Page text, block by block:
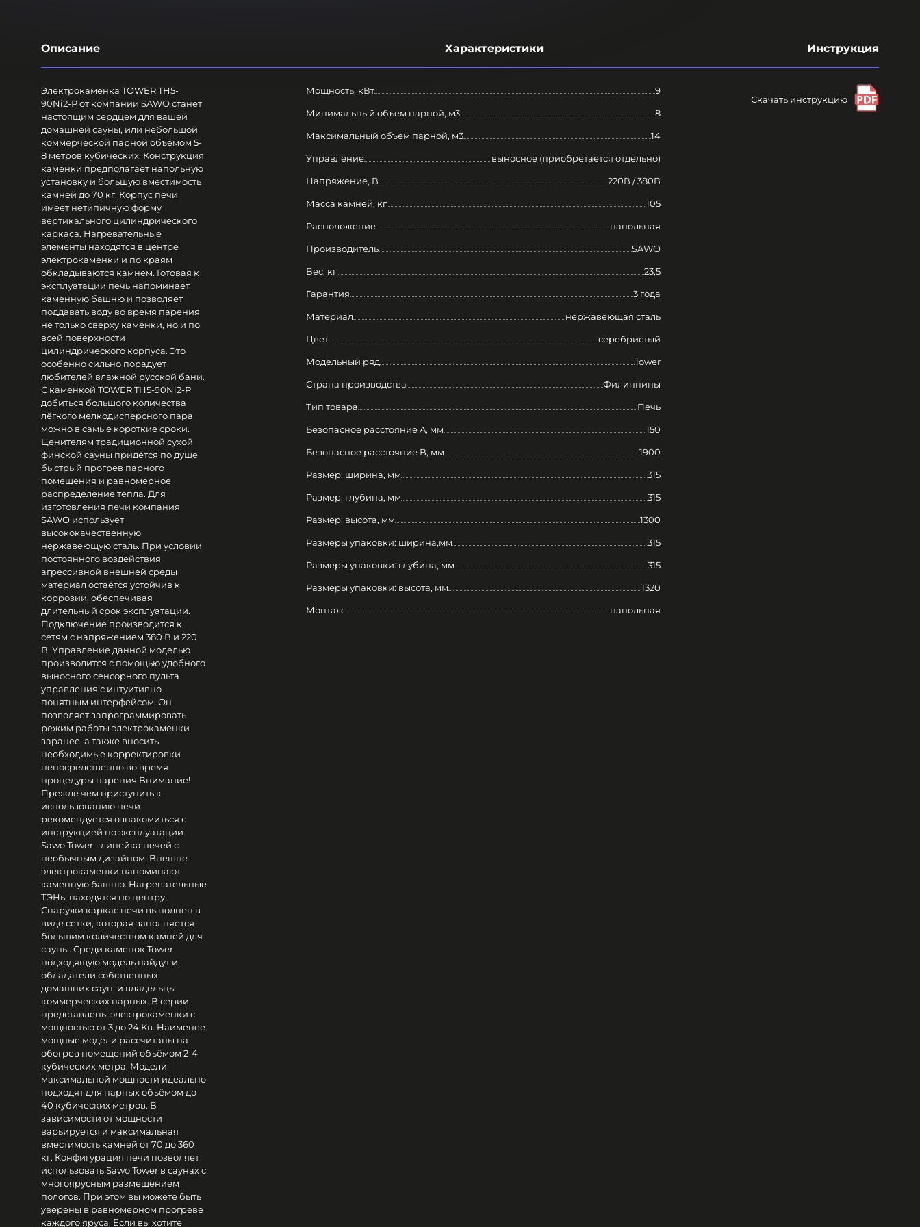
Описание Характеристики Инструкция
Электрокаменка TOWER TH5-
90Ni2-P от компании SAWO станет
настоящим сердцем для вашей
домашней сауны, или небольшой
коммерческой парной объёмом 5-
8 метров кубических. Конструкция
каменки предполагает напольную
установку и большую вместимость
камней до 70 кг. Корпус печи
имеет нетипичную форму
вертикального цилиндрического
каркаса. Нагревательные
элементы находятся в центре
электрокаменки и по краям
обкладываются камнем. Готовая к
эксплуатации печь напоминает
каменную башню и позволяет
поддавать воду во время парения
не только сверху каменки, но и по
всей поверхности
цилиндрического корпуса. Это
особенно сильно порадует
любителей влажной русской бани.
С каменкой TOWER TH5-90Ni2-P
добиться большого количества
лёгкого мелкодисперсного пара
можно в самые короткие сроки.
Ценителям традиционной сухой
финской сауны придётся по душе
быстрый прогрев парного
помещения и равномерное
распределение тепла. Для
изготовления печи компания
SAWO использует
высококачественную
нержавеющую сталь. При условии
постоянного воздействия
агрессивной внешней среды
материал остаётся устойчив к
коррозии, обеспечивая
длительный срок эксплуатации.
Подключение производится к
сетям с напряжением 380 В и 220
В. Управление данной моделью
производится с помощью удобного
выносного сенсорного пульта
управления с интуитивно
понятным интерфейсом. Он
позволяет запрограммировать
режим работы электрокаменки
заранее, а также вносить
необходимые корректировки
непосредственно во время
процедуры парения.Внимание!
Прежде чем приступить к
использованию печи
рекомендуется ознакомиться с
инструкцией по эксплуатации.
Sawo Tower - линейка печей с
необычным дизайном. Внешне
электрокаменки напоминают
каменную башню. Нагревательные
ТЭНы находятся по центру.
Снаружи каркас печи выполнен в
виде сетки, которая заполняется
большим количеством камней для
сауны. Среди каменок Tower
подходящую модель найдут и
обладатели собственных
домашних саун, и владельцы
коммерческих парных. В серии
представлены электрокаменки с
мощностью от 3 до 24 Кв. Наименее
мощные модели рассчитаны на
обогрев помещений объёмом 2-4
кубических метра. Модели
максимальной мощности идеально
подходят для парных объёмом до
40 кубических метров. В
зависимости от мощности
варьируется и максимальная
вместимость камней от 70 до 360
кг. Конфигурация печи позволяет
использовать Sawo Tower в саунах с
многоярусным размещением
пологов. При этом вы можете быть
уверены в равномерном прогреве
каждого яруса. Если вы хотите
Мощность, кВт 9
Минимальный объем парной, м3 8
Максимальный объем парной, м3 14
Управление выносное (приобретается отдельно)
Напряжение, В 220В / 380В
Масса камней, кг 105
Расположение напольная
Производитель SAWO
Вес, кг 23,5
Гарантия 3 года
Материал нержавеющая сталь
Цвет серебристый
Модельный ряд Tower
Страна производства Филиппины
Тип товара Печь
Безопасное расстояние A, мм 150
Безопасное расстояние B, мм 1900
Размер: ширина, мм 315
Размер: глубина, мм 315
Размер: высота, мм 1300
Размеры упаковки: ширина,мм 315
Размеры упаковки: глубина, мм 315
Размеры упаковки: высота, мм 1320
Монтаж напольная
Скачать инструкцию